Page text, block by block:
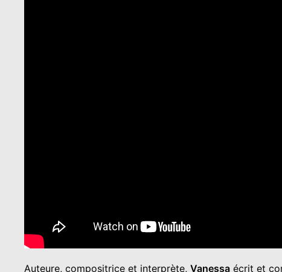
Auteure, compositrice et interprète, Vanessa écrit et